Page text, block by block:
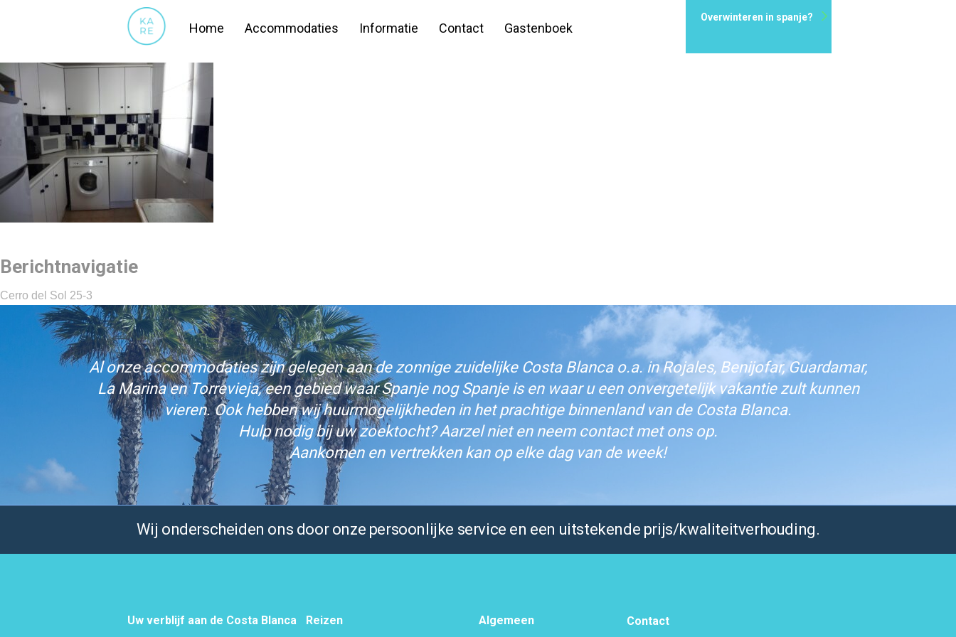
Home Accommodaties Informatie Contact Gastenboek
Overwinteren in spanje?
Berichtnavigatie
Cerro del Sol 25-3
Al onze accommodaties zijn gelegen aan de zonnige zuidelijke Costa Blanca o.a. in Rojales, Benijofar, Guardamar,
La Marina en Torrevieja, een gebied waar Spanje nog Spanje is en waar u een onvergetelijk vakantie zult kunnen
vieren. Ook hebben wij huurmogelijkheden in het prachtige binnenland van de Costa Blanca.
Hulp nodig bij uw zoektocht? Aarzel niet en neem contact met ons op.
Aankomen en vertrekken kan op elke dag van de week!
Wij onderscheiden ons door onze persoonlijke service en een uitstekende prijs/kwaliteitverhouding.
Uw verblijf aan de Costa Blanca Reizen Algemeen Contact